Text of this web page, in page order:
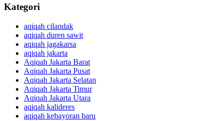
Kategori
aqiqah cilandak
aqiqah duren sawit
aqiqah jagakarsa
aqiqah jakarta
Aqiqah Jakarta Barat
Aqiqah Jakarta Pusat
Aqiqah Jakarta Selatan
Aqiqah Jakarta Timur
Aqiqah Jakarta Utara
aqiqah kalideres
aqiqah kebayoran baru